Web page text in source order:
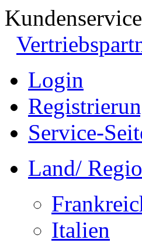
Login
Service-
Land/
Italien